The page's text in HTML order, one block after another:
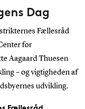
Dag
Fællesråd
for
Aagaard Thuesen
– og vigtigheden af
udvikling.